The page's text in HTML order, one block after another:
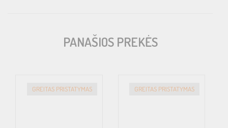
PANAŠIOS PREKĖS
GREITAS PRISTATYMAS GREITAS PRISTATYMAS